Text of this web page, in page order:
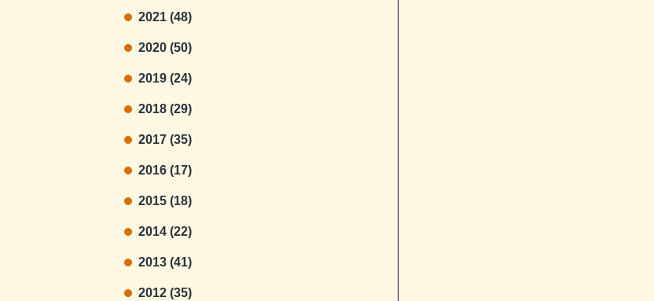
2021 (48)
2020 (50)
2019 (24)
2018 (29)
2017 (35)
2016 (17)
2015 (18)
2014 (22)
2013 (41)
2012 (35)